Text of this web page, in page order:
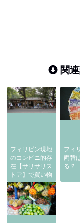
関連
フィリピン現地
のコンビニ的存
在【サリサリス
トア】で買い物
フィ
両替
る？